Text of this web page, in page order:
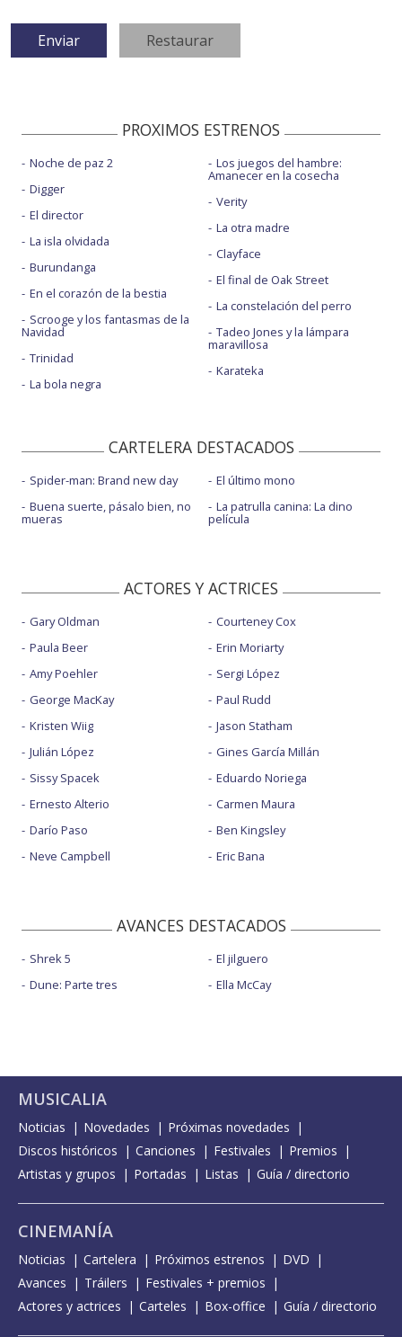
PROXIMOS ESTRENOS
Noche de paz 2
Digger
El director
La isla olvidada
Burundanga
En el corazón de la bestia
Scrooge y los fantasmas de la
Navidad
Trinidad
La bola negra
Los juegos del hambre:
Amanecer en la cosecha
Verity
La otra madre
Clayface
El final de Oak Street
La constelación del perro
Tadeo Jones y la lámpara
maravillosa
Karateka
CARTELERA DESTACADOS
Spider-man: Brand new day
Buena suerte, pásalo bien, no
mueras
El último mono
La patrulla canina: La dino
película
ACTORES Y ACTRICES
Gary Oldman
Paula Beer
Amy Poehler
George MacKay
Kristen Wiig
Julián López
Sissy Spacek
Ernesto Alterio
Darío Paso
Neve Campbell
Courteney Cox
Erin Moriarty
Sergi López
Paul Rudd
Jason Statham
Gines García Millán
Eduardo Noriega
Carmen Maura
Ben Kingsley
Eric Bana
AVANCES DESTACADOS
Shrek 5
Dune: Parte tres
El jilguero
Ella McCay
MUSICALIA
Noticias Novedades
Próximas novedades
Discos históricos
Canciones Festivales
Premios
Artistas y grupos
Portadas Listas Guía / directorio
CINEMANÍA
Noticias Cartelera Próximos estrenos
DVD
Avances
Tráilers
Festivales + premios
Actores y actrices
Carteles Box-office Guía / directorio